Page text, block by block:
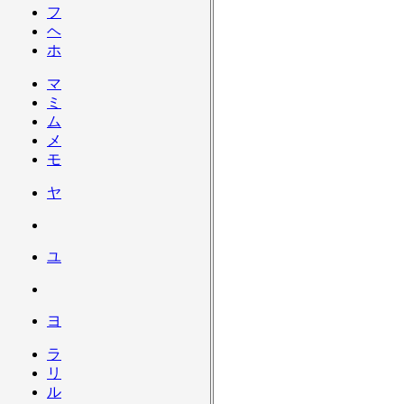
フ
ヘ
ホ
マ
ミ
ム
メ
モ
ヤ
ユ
ヨ
ラ
リ
ル